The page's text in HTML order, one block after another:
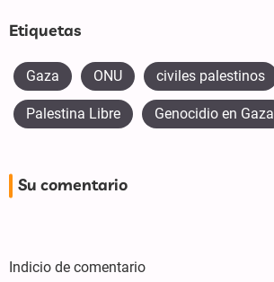
Etiquetas
Gaza ONU civiles palestinos
Palestina Libre Genocidio en Gaza
Su comentario
Indicio de comentario